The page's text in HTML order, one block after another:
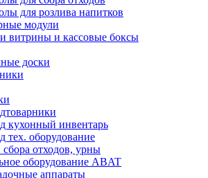
для розлива напитков
модули
витрины и кассовые боксы
доски
кухонный инвентарь
тех. оборудование
отходов, урны
оборудование ABAT
аппараты